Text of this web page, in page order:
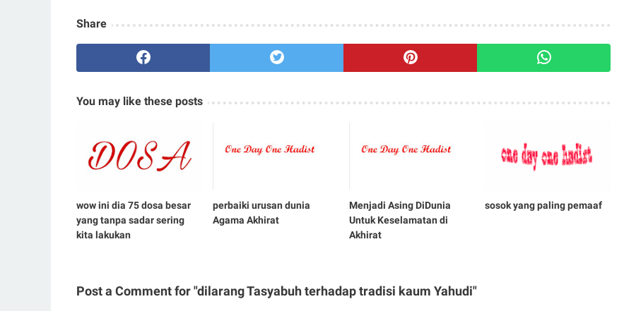
Share
You may like these posts
wow ini dia 75 dosa besar
yang tanpa sadar sering
kita lakukan
perbaiki urusan dunia
Agama Akhirat
Menjadi Asing DiDunia
Untuk Keselamatan di
Akhirat
sosok yang paling pemaaf
Post a Comment for "dilarang Tasyabuh terhadap tradisi kaum Yahudi"